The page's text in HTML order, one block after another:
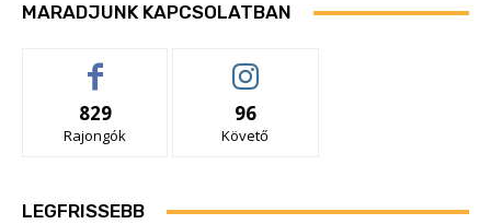
MARADJUNK KAPCSOLATBAN
829
Rajongók
96
Követő
LEGFRISSEBB